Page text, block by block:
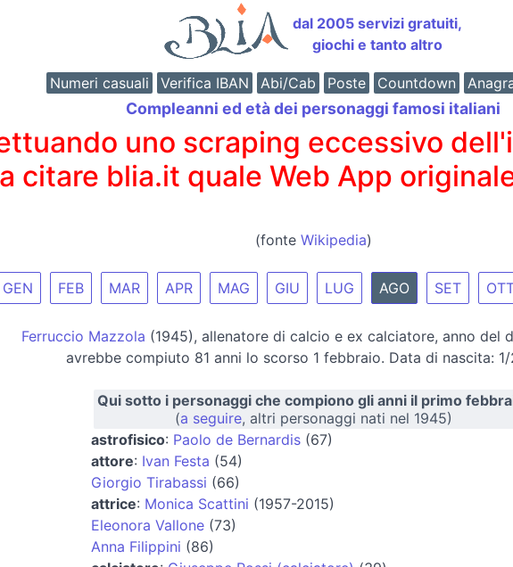
dal 2005 servizi gratuiti,
giochi e tanto altro
Numeri casuali Verifica IBAN Abi/Cab Poste Countdown
Compleanni ed età dei personaggi famosi italiani
uno scraping eccessivo
a citare blia.it quale Web App
(fonte Wikipedia)
GEN FEB MAR APR MAG GIU LUG AGO SET
Ferruccio Mazzola (1945), allenatore di calcio e ex calciatore, anno del
avrebbe compiuto 81 anni lo scorso 1 febbraio. Data di nascita:
Qui sotto i personaggi che compiono gli anni il primo
(a seguire, altri personaggi nati nel 1945)
astrofisico: Paolo de Bernardis(67)
attore: Ivan Festa (54)
Giorgio Tirabassi (66)
attrice: Monica Scattini (1957-2015)
Eleonora Vallone(73)
Anna Filippini (86)